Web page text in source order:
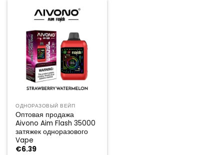
ОДНОРАЗОВЫЙ ВЕЙП
Оптовая продажа
Aivono Aim Flash 35000
затяжек одноразового
Vape
€6.39